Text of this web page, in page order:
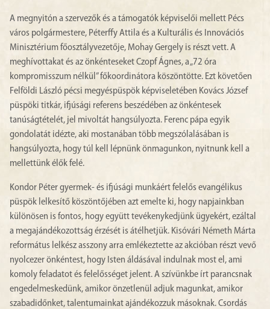
​A megnyitón a szervezők és a támogatók képviselői mellett Pécs
város polgármestere, Péterffy Attila és a Kulturális és Innovációs
Minisztérium főosztályvezetője, Mohay Gergely is részt vett. A
meghívottakat és az önkénteseket Czopf Ágnes, a „72 óra
kompromisszum nélkül” főkoordinátora köszöntötte. Ezt követően
Felföldi László pécsi megyéspüspök képviseletében Kovács József
püspöki titkár, ifjúsági referens beszédében az önkéntesek
tanúságtételét, jel mivoltát hangsúlyozta. Ferenc pápa egyik
gondolatát idézte, aki mostanában több megszólalásában is
hangsúlyozta, hogy túl kell lépnünk önmagunkon, nyitnunk kell a
mellettünk élők felé.
Kondor Péter gyermek- és ifjúsági munkáért felelős evangélikus
püspök lelkesítő köszöntőjében azt emelte ki, hogy napjainkban
különösen is fontos, hogy együtt tevékenykedjünk ügyekért, ezáltal
a megajándékozottság érzését is átélhetjük. Kisóvári Németh Márta
református lelkész asszony arra emlékeztette az akcióban részt vevő
nyolcezer önkéntest, hogy Isten áldásával indulnak most el, ami
komoly feladatot és felelősséget jelent. A szívünkbe írt parancsnak
engedelmeskedünk, amikor önzetlenül adjuk magunkat, amikor
szabadidőnket, talentumainkat ajándékozzuk másoknak. Csordás